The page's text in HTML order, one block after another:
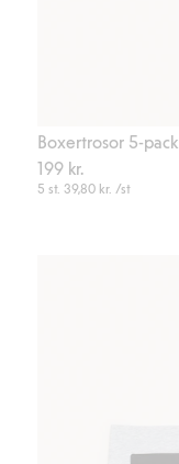
Boxertrosor 5-pack
199 kr.
5 st. 39,80 kr. /st